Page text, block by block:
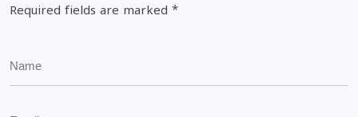
Required fields are marked *